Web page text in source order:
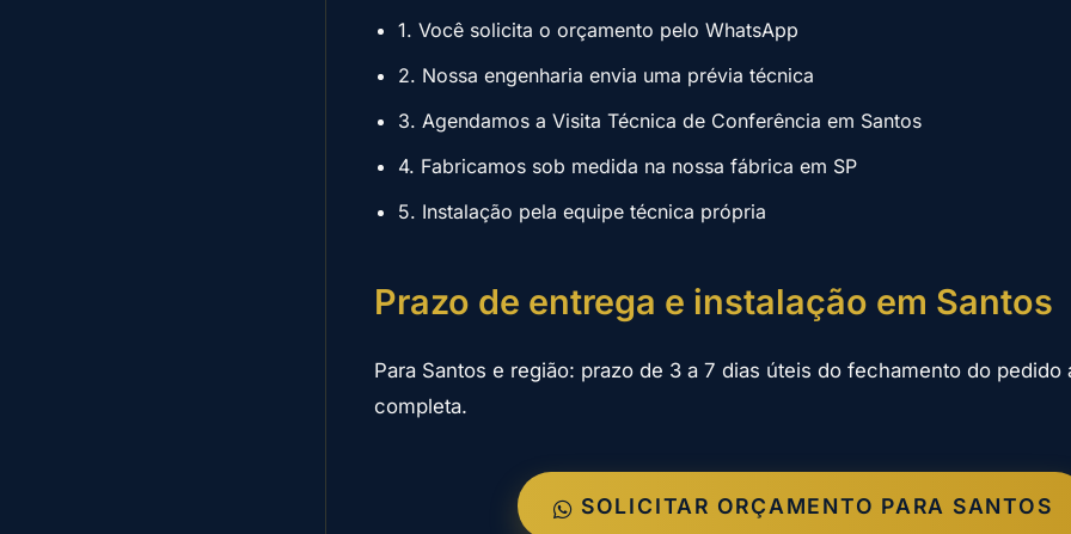
1. Você solicita o orçamento pelo WhatsApp
2. Nossa engenharia envia uma prévia técnica
3. Agendamos a Visita Técnica de Conferência em Santos
4. Fabricamos sob medida na nossa fábrica em SP
5. Instalação pela equipe técnica própria
Prazo de entrega e instalação em Santos
Para Santos e região: prazo de 3 a 7 dias úteis do fechamento do pedido
completa.
SOLICITAR ORÇAMENTO PARA SANTOS